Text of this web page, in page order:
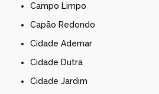
Campo Limpo
Capão Redondo
Cidade Ademar
Cidade Dutra
Cidade Jardim